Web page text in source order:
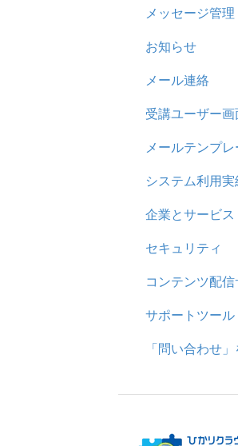
お知らせ
多言語変換
助成金
メッセージ管理
基本操作
リンクメッ
お知らせ
メール連絡
受講ユーザー
メールテンプ
システム利用
企業とサービス
用語の定義
企業につい
統合ユーザ
サービスに
セキュリティ
シングルサ
証明書認証
MFA(多要素
コンテンツ配
サポートツール
基本操作
「問い合わせ